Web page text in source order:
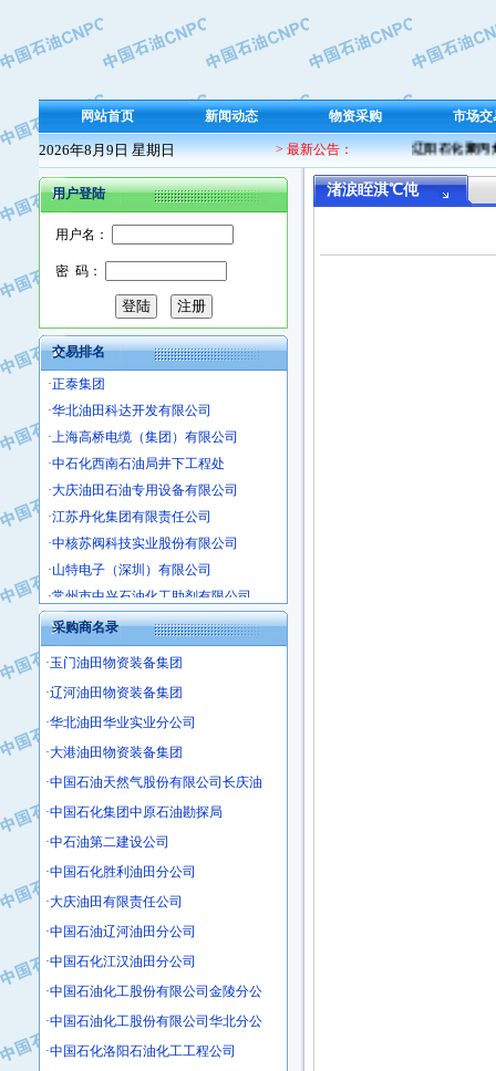
网站首页 新闻动态 物资采购 市场交
2026年8月9日 星期日 > 最新公告： 辽阳石化聚丙烯
用户登陆
用户名：
密 码：
交易排名
·保定北奥石油物探特种车辆制造有限
·盘锦辽河油田天意石油装备有限公司
·沧州市电气控制设备厂
·中船重工中南装备有限责任公司
·南石力天传动件有限公司
·浙江瑞普环境技术有限公司
·华北石油新大禹环保设备有限公司
·河北翼凌机械制造总厂
·萍乡市庞泰化工填料有限公司
·上海宝钢商贸有限公司
·辽河石油勘探局总机械厂
·正泰集团
·姜堰市三联助剂有限公司
·四川中光高技术研究所有限责任公司
·江苏天安防雷工程有限责任公司
·山东东营胜利工业园区
·自贡五洲防腐安装有限公司
·成都长江水处理设备有限公司
·中核苏阀科技实业股份有限公司
·济南柴油机股份有限公司
·上海科瑞曼士德电源系统集成有限公
·东方合金铸造厂
·保定北奥石油物探特种车辆制造有限
·盘锦辽河油田天意石油装备有限公司
·中国石油天然气管道局穿越公司
·南石力天传动件有限公司
采购商名录
·玉门油田物资装备集团
·辽河油田物资装备集团
·华北油田华业实业分公司
·大港油田物资装备集团
·中国石油天然气股份有限公司长庆油
·中国石化集团中原石油勘探局
·中石油第二建设公司
·中国石化胜利油田分公司
·大庆油田有限责任公司
·中国石油辽河油田分公司
·中国石化江汉油田分公司
·中国石油化工股份有限公司金陵分公
·中国石油化工股份有限公司华北分公
·中国石化洛阳石油化工工程公司
渚涙眰淇℃伅